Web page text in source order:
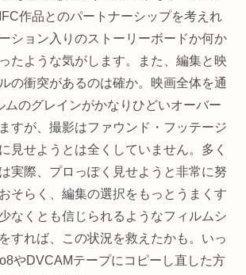
作品とのパートナーシップを考えれ
ション入りのストーリーボードか何か
たような気がします。また、編集と映
の衝突があるのは確か。映画全体を通
ムのグレインがかなりひどいオーバー
すが、撮影はファウンド・フッテージ
見せようとは全くしていません。多く
実際、プロっぽく見せようと非常に努
そらく、編集の選択をもっとうまくす
なくとも信じられるようなフィルムシ
すれば、この状況を救えたかも。いっ
やDVCAMテープにコピーし直した方